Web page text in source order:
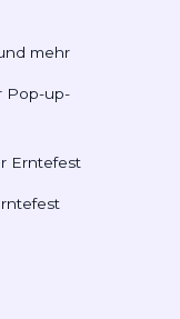
mehr
Pop-up-
Erntefest